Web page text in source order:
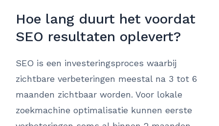
Hoe lang duurt het voordat
SEO resultaten oplevert?
SEO is een investeringsproces waarbij
zichtbare verbeteringen meestal na 3 tot 6
maanden zichtbaar worden. Voor lokale
zoekmachine optimalisatie kunnen eerste